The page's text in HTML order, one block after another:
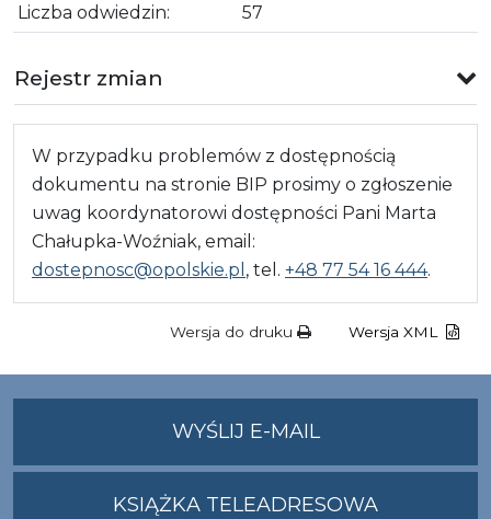
Liczba odwiedzin: 57
Rejestr zmian
W przypadku problemów z dostępnością
dokumentu na stronie BIP prosimy o zgłoszenie
uwag koordynatorowi dostępności Pani Marta
Chałupka-Woźniak, email:
dostepnosc@opolskie.pl , tel. +48 77 54 16 444.
Wersja do druku Wersja XML
WYŚLIJ E-MAILNA
ADRES
KSIĄŻKA TELEADRESOWA